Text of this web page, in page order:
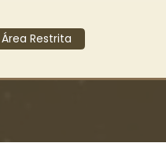
Área Restrita